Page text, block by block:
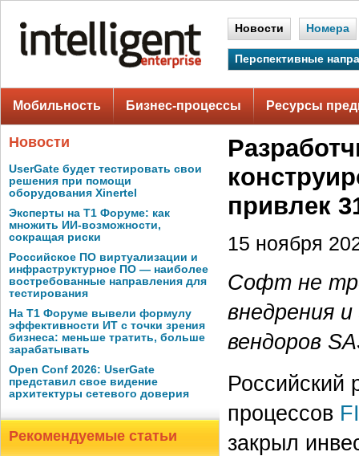
Новости Номера
Перспективные
Мобильность Бизнес-процессы Ресурсы
Новости
UserGate будет тестировать свои
решения при помощи
оборудования Xinertel
Эксперты на Т1 Форуме: как
множить ИИ-возможности,
сокращая риски
Российское ПО виртуализации и
инфраструктурное ПО — наиболее
востребованные направления для
тестирования
На Т1 Форуме вывели формулу
эффективности ИТ с точки зрения
бизнеса: меньше тратить, больше
зарабатывать
Open Conf 2026: UserGate
представил свое видение
архитектуры сетевого доверия
Рекомендуемые статьи
привлек
15 ноября
Софт не
внедрения
вендоров
Российский
процессов
закрыл